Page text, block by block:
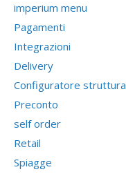
imperium menu
Pagamenti
Integrazioni
Delivery
Configuratore struttura
Preconto
self order
Retail
Spiagge